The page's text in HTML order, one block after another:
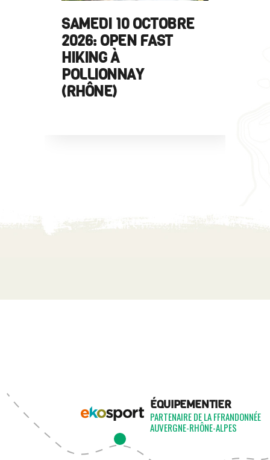
10 OCTOBRE
OPEN FAST HIKING
(RHÔNE)
OFFRE
ÉQUIPEMENTIER
PARTENAIRE DE LA FFRANDONNÉE
AUVERGNE-RHÔNE-ALPES